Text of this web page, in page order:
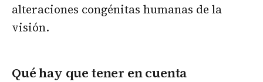
alteraciones congénitas humanas de la
visión.
Qué hay que tener en cuenta